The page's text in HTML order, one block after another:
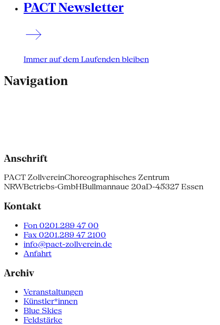
PACT Newsletter
Immer auf dem Laufenden bleiben
Navigation
Anschrift
PACT ZollvereinChoreographisches Zentrum
NRWBetriebs-GmbHBullmannaue 20aD-45327 Essen
Kontakt
Fon 0201.289 47 00
Fax 0201.289 47 2100
info@pact-zollverein.de
Anfahrt
Archiv
Veranstaltungen
Künstler*innen
Blue Skies
Feldstärke